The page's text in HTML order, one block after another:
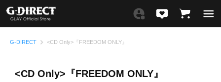
G-DIRECT <CD Only>『FREEDOM ONLY』
<CD Only>『FREEDOM ONLY』